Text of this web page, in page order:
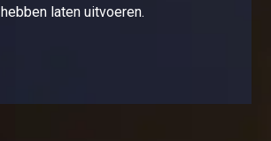
hebben laten uitvoeren.